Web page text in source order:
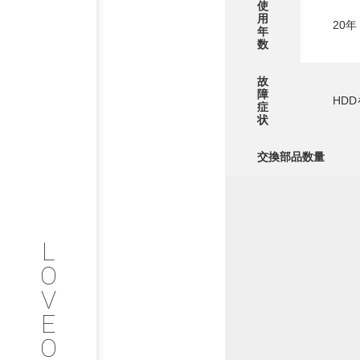
L
O
V
E
O
COMPANY
お問い合わせ
使
用
年
数
20年
故
障
症
状
HDD
交換部品数量